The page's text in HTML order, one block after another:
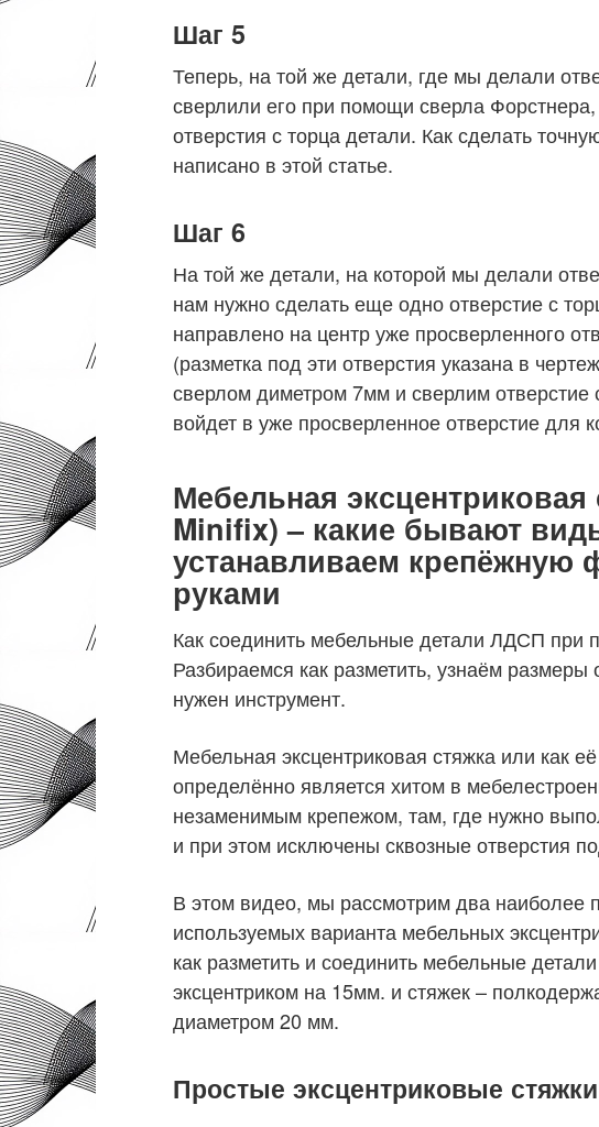
Шаг 5
Теперь, на той же детали, где мы делали
сверлили его при помощи сверла
отверстия с торца детали. Как сделать
написано в этой статье.
Шаг 6
На той же детали, на которой мы делали
нам нужно сделать еще одно отверстие с
направлено на центр уже просверленного
(разметка под эти отверстия указана в
сверлом диметром 7мм и сверлим отверстие
войдет в уже просверленное отверстие для
Мебельная
Minifix) – какие бывают
устанавливаем крепёжную
руками
Как соединить мебельные детали ЛДСП при
Разбираемся как разметить, узнаём размеры
нужен инструмент.
Мебельная эксцентриковая стяжка или как
определённо является хитом в
незаменимым крепежом, там, где нужно
и при этом исключены сквозные отверстия
В этом видео, мы рассмотрим два наиболее
используемых варианта мебельных
как разметить и соединить мебельные
эксцентриком на 15мм. и стяжек –
диаметром 20 мм.
Простые эксцентриковые стяжки